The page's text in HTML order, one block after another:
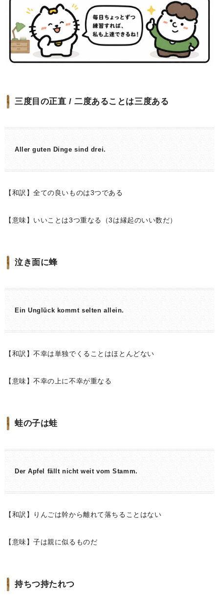
三度目の正直 / 二度あることは三度ある
Aller guten Dinge sind drei.
【和訳】全ての良いものは3つである
【意味】いいことは3つ重なる（3は縁起のいい数だ）
泣き面に蜂
Ein Unglück kommt selten allein.
【和訳】不幸は単独でくることはほとんどない
【意味】不幸の上に不幸が重なる
蛙の子は蛙
Der Apfel fällt nicht weit vom Stamm.
【和訳】りんごは幹から離れて落ちることはない
【意味】子は親に似るものだ
持ちつ持たれつ